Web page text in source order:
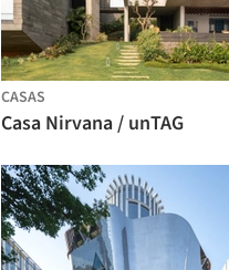
CASAS
Casa Nirvana / unTAG